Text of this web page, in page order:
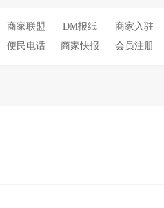
商家联盟 DM报纸
商家入驻
便民电话
商家快报 会员注册